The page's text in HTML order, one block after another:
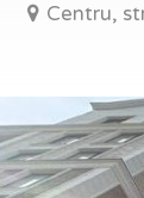
Centru,